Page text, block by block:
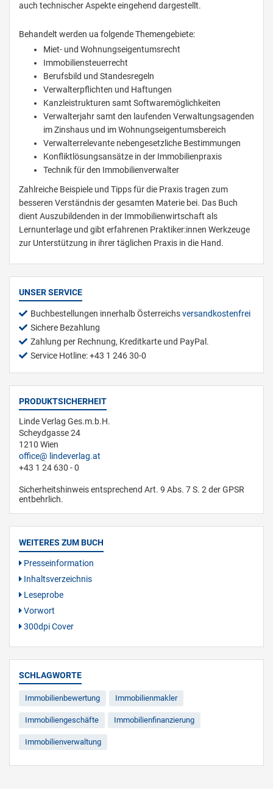
auch technischer Aspekte eingehend dargestellt.
Behandelt werden ua folgende Themengebiete:
Miet- und Wohnungseigentumsrecht
Immobiliensteuerrecht
Berufsbild und Standesregeln
Verwalterpflichten und Haftungen
Kanzleistrukturen samt Softwaremöglichkeiten
Verwalterjahr samt den laufenden Verwaltungsagenden
im Zinshaus und im Wohnungseigentumsbereich
Verwalterrelevante nebengesetzliche Bestimmungen
Konfliktlösungsansätze in der Immobilienpraxis
Technik für den Immobilienverwalter
Zahlreiche Beispiele und Tipps für die Praxis tragen zum
besseren Verständnis der gesamten Materie bei. Das Buch
dient Auszubildenden in der Immobilienwirtschaft als
Lernunterlage und gibt erfahrenen Praktiker:innen Werkzeuge
zur Unterstützung in ihrer täglichen Praxis in die Hand.
UNSER SERVICE
Buchbestellungen innerhalb Österreichsversandkostenfrei
Sichere Bezahlung
Zahlung per Rechnung, Kreditkarte und PayPal.
Service Hotline: +43 1 246 30-0
PRODUKTSICHERHEIT
Linde Verlag Ges.m.b.H.
Scheydgasse 24
1210 Wien
office
lindeverlag.at
+43 1 24 630 - 0
Sicherheitshinweis entsprechend Art. 9 Abs. 7 S. 2 der GPSR
entbehrlich.
WEITERES ZUM BUCH
Presseinformation
Inhaltsverzeichnis
Leseprobe
Vorwort
300dpi Cover
SCHLAGWORTE
Immobilienbewertung Immobilienmakler
Immobiliengeschäfte Immobilienfinanzierung
Immobilienverwaltung